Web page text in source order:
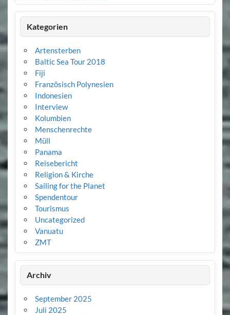
Kategorien
Artensterben
Baltic Sea Tour 2018
Fiji
Französisch Polynesien
Indonesien
Interview
Kolumbien
Menschenrechte
Müll
Panama
Reisebericht
Religion & Kirche
Sailing for the Planet
Spendentour
Tourismus
Uncategorized
Vanuatu
ZMT
Archiv
September 2025
Juli 2025